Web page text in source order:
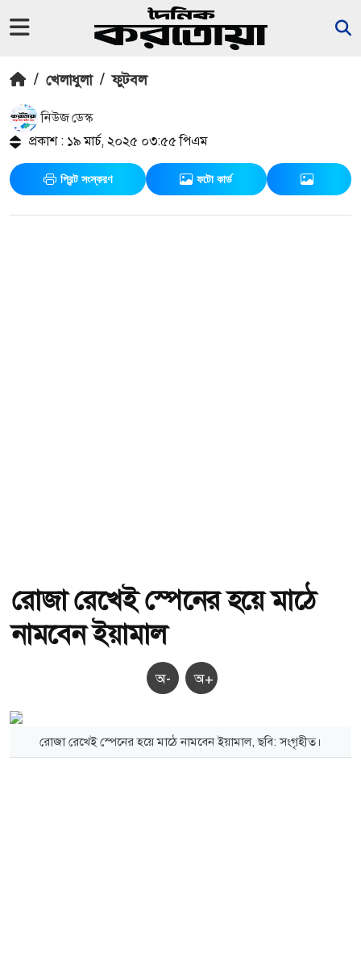
/ খেলাধুলা / ফুটবল
নিউজ ডেস্ক
প্রকাশ : ১৯ মার্চ, ২০২৫ ০৩:৫৫ পিএম
প্রিন্ট সংস্করণ ফটো কার্ড
রোজা রেখেই স্পেনের হয়ে মাঠে
নামবেন ইয়ামাল
অ- অ+
রোজা রেখেই স্পেনের হয়ে মাঠে নামবেন ইয়ামাল, ছবি: সংগৃহীত।